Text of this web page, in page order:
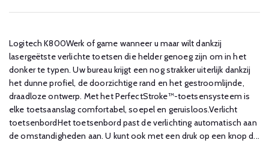
Logitech K800Werk of game wanneer u maar wilt dankzij
lasergeëtste verlichte toetsen die helder genoeg zijn om in het
donker te typen. Uw bureau krijgt een nog strakker uiterlijk dankzij
het dunne profiel, de doorzichtige rand en het gestroomlijnde,
draadloze ontwerp. Met het PerfectStroke™-toetsensysteem is
elke toetsaanslag comfortabel, soepel en geruisloos.Verlicht
toetsenbordHet toetsenbord past de verlichting automatisch aan
de omstandigheden aan. U kunt ook met een druk op een knop d...